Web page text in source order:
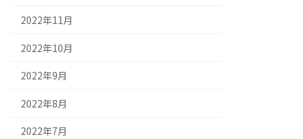
2022年11月
2022年10月
2022年9月
2022年8月
2022年7月